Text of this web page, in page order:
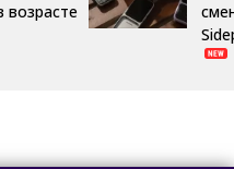
возрасте